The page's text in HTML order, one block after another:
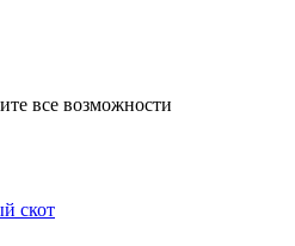
все возможности
скот